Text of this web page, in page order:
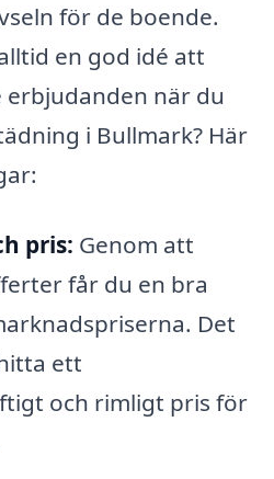
för de boende.
en god idé att
när du
i Bullmark? Här
pris: Genom att
får du en bra
Det
ett
och rimligt pris för